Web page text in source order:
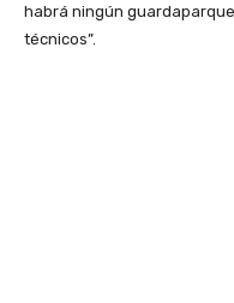
habrá ningún
técnicos”.